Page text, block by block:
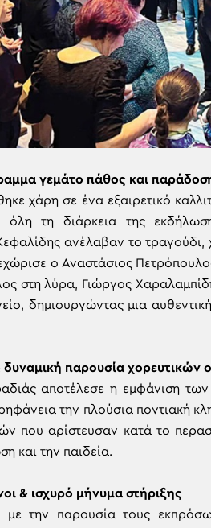
γεμάτο πάθος και
χάρη σε ένα εξαιρετικό
όλη τη διάρκεια της
ανέλαβαν το τραγούδι,
ο Αναστάσιος
στη λύρα, Γιώργος
δημιουργώντας μια
δυναμική παρουσία χορευτικών
αποτέλεσε η εμφάνιση
την πλούσια ποντιακή
που αρίστευσαν κατά το
και την παιδεία.
& ισχυρό μήνυμα στήριξης
την παρουσία τους